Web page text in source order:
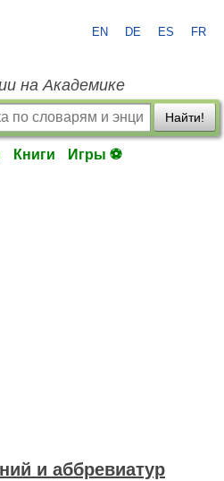
EN DE ES FR
на Академике
Найти!
Книги Игры ⚽
и аббревиатур